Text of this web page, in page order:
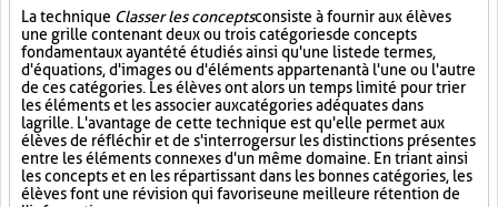
La technique Classer les conceptsconsiste à fournir aux élèves
une grille contenant deux ou trois catégories de concepts
fondamentaux ayant été étudiés ainsi qu'une liste de termes,
d'équations, d'images ou d'éléments appartenant à l'une ou l'autre
de ces catégories. Les élèves ont alors un temps limité pour trier
les éléments et les associer aux catégories adéquates dans
la grille. L'avantage de cette technique est qu'elle permet aux
élèves de réfléchir et de s'interroger sur les distinctions présentes
entre les éléments connexes d'un même domaine. En triant ainsi
les concepts et en les répartissant dans les bonnes catégories, les
élèves font une révision qui favorise une meilleure rétention de